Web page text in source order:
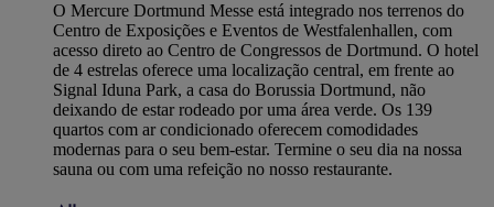
O Mercure Dortmund Messe está integrado nos terrenos do
Centro de Exposições e Eventos de Westfalenhallen, com
acesso direto ao Centro de Congressos de Dortmund. O hotel
de 4 estrelas oferece uma localização central, em frente ao
Signal Iduna Park, a casa do Borussia Dortmund, não
deixando de estar rodeado por uma área verde. Os 139
quartos com ar condicionado oferecem comodidades
modernas para o seu bem-estar. Termine o seu dia na nossa
sauna ou com uma refeição no nosso restaurante.